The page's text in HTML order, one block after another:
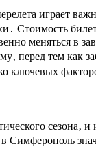
играет
Стоимость
меняться в
перед тем как
ключевых
сезона‚
Симферополь